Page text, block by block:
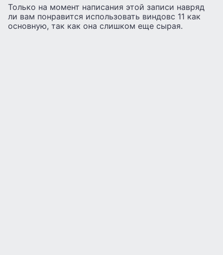
Только на момент написания этой записи навряд
ли вам понравится использовать виндовс 11 как
основную, так как она слишком еще сырая.